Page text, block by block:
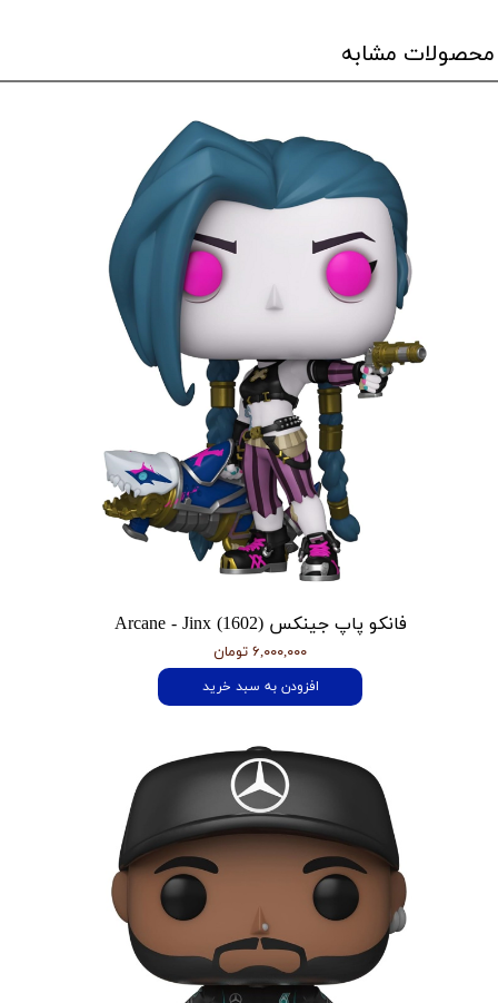
محصولات مشابه
فانکو پاپ جینکس Arcane - Jinx (1602)
۶,۰۰۰,۰۰۰ تومان
افزودن به سبد خرید